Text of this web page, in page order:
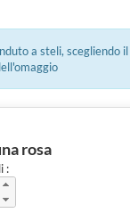
a steli, scegliendo
rosa
: